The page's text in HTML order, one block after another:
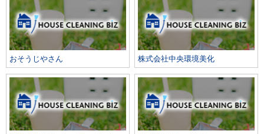
おそうじやさん 株式会社中央環境美化